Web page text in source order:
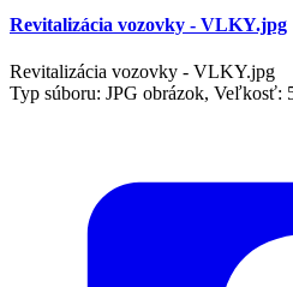
Revitalizácia vozovky - VLKY.jpg
Revitalizácia vozovky - VLKY.jpg
Typ súboru: JPG obrázok, Veľkosť: